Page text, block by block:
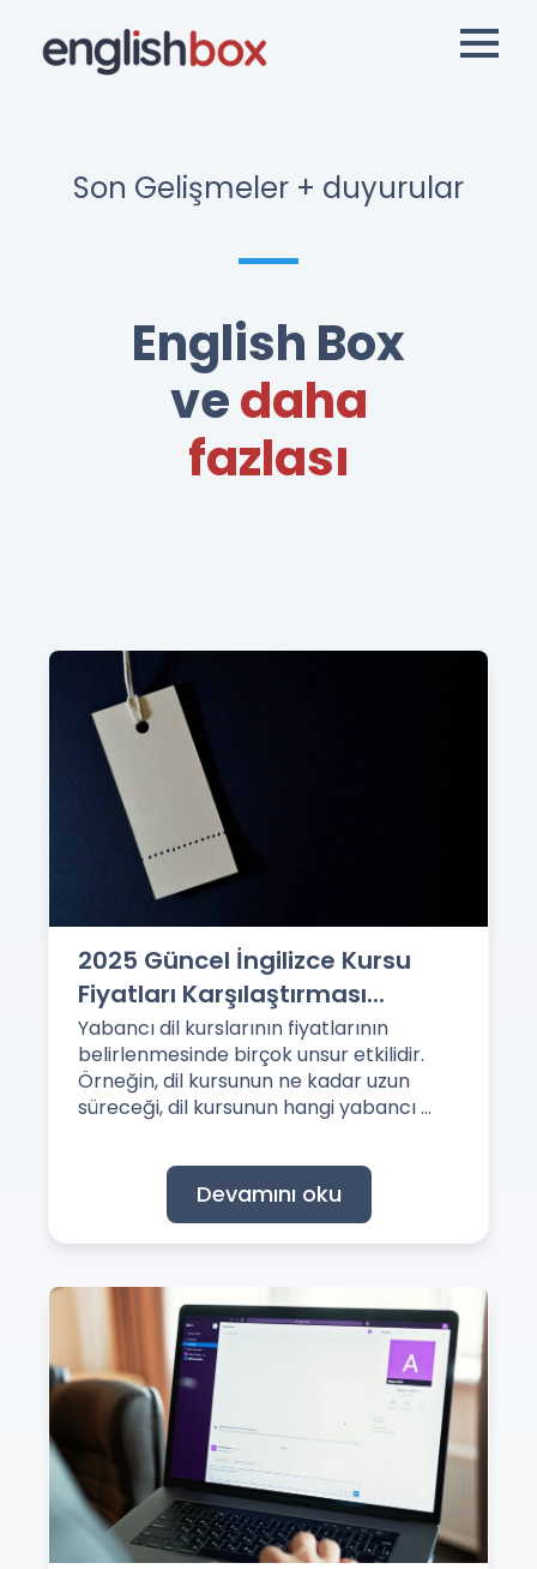
Son Gelişmeler + duyurular
English Box
vedaha
fazlası
2025 Güncel İngilizce Kursu
Fiyatları Karşılaştırması...
Yabancı dil kurslarının fiyatlarının
belirlenmesinde birçok unsur etkilidir.
Örneğin, dil kursunun ne kadar uzun
süreceği, dil kursunun hangi yabancı ...
Devamını oku